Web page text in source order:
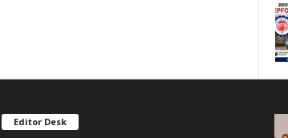
Editor Desk